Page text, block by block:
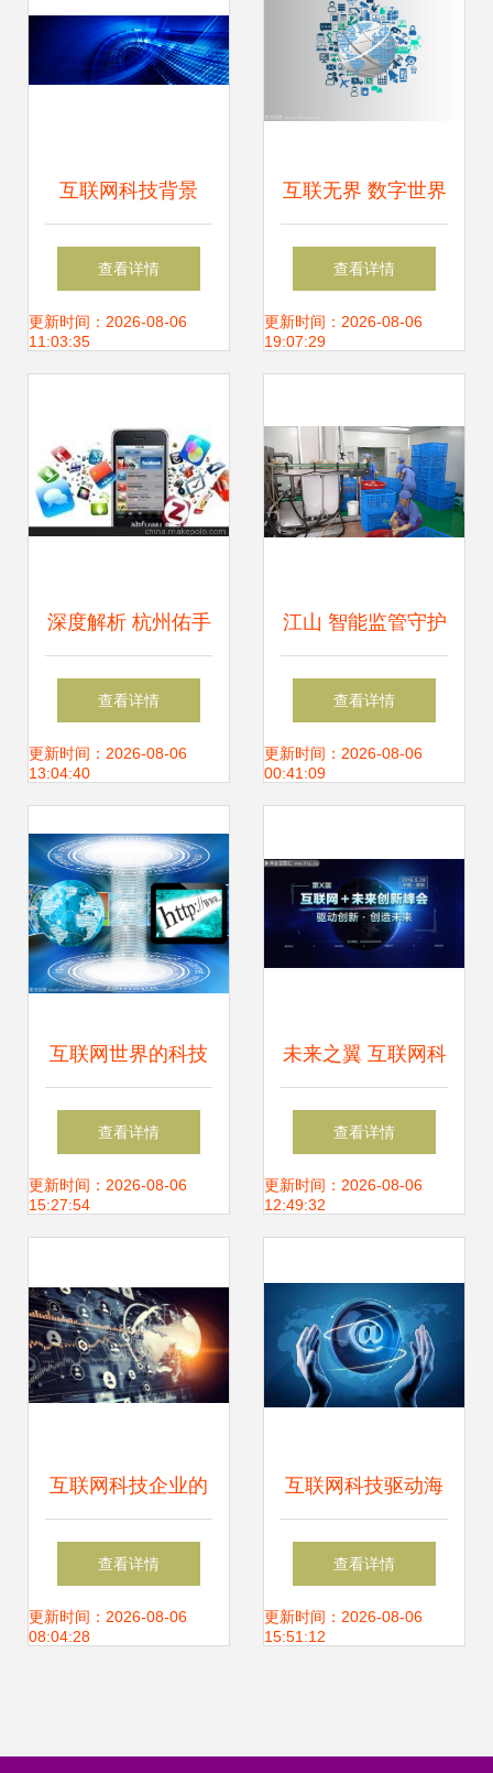
篇章
互联网科技背景
Banner设计指南
打造数字时代的视
查看详情
更新时间：2026-08-06
11:03:35
互联无界 数字世界
中的在线通信与互
联网科技革新
查看详情
更新时间：2026-08-06
19:07:29
深度解析 杭州佑手
如何重塑企业诚信
通与阿里运营新标
查看详情
更新时间：2026-08-06
13:04:40
江山 智能监管守护
美丽城镇“舌尖”安
全 互联网科技
查看详情
更新时间：2026-08-06
00:41:09
互联网世界的科技
变革与未来展望
查看详情
更新时间：2026-08-06
15:27:54
未来之翼 互联网科
技会议的前沿议程
与协作愿景
查看详情
更新时间：2026-08-06
12:49:32
互联网科技企业的
创新管理之道 行业
标杆的借鉴价值
查看详情
更新时间：2026-08-06
08:04:28
互联网科技驱动海
外开户费用大降，
安全操作三步骤详
查看详情
更新时间：2026-08-06
15:51:12